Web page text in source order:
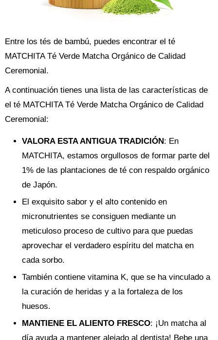
Entre los tés de bambú, puedes encontrar el té
MATCHITA Té Verde Matcha Orgánico de Calidad
Ceremonial.
A continuación tienes una lista de las características de
el té MATCHITA Té Verde Matcha Orgánico de Calidad
Ceremonial:
VALORA ESTA ANTIGUA TRADICIÓN: En
MATCHITA, estamos orgullosos de formar parte del
1% de las plantaciones de té con respaldo orgánico
de Japón.
El exquisito sabor y el alto contenido en
micronutrientes se consiguen mediante un
meticuloso proceso de cultivo para que puedas
aprovechar el verdadero espíritu del matcha en
cada sorbo.
También contiene vitamina K, que se ha vinculado a
la curación de heridas y a la fortaleza de los
huesos.
MANTIENE EL ALIENTO FRESCO: ¡Un matcha al
día ayuda a mantener alejado al dentista! Bebe una